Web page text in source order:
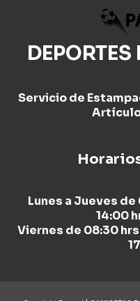
Servicio de
Lunes a Jueves de
14:00
Viernes de 08:30 hrs